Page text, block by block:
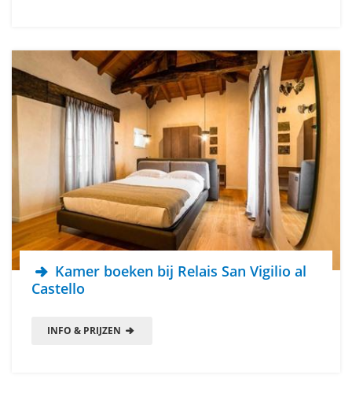
Kamer boeken bij Relais San Vigilio al
Castello
INFO & PRIJZEN